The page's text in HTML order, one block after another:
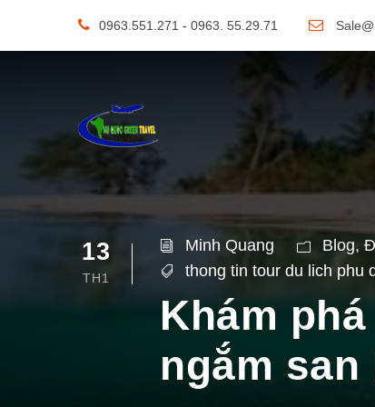
0963.551.271 - 0963. 55.29.71
13
TH1
Minh Quang Blog,
thong tin tour du lich phu
Khám
ngắm san